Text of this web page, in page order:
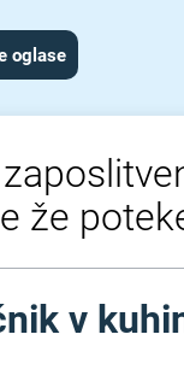
oglase
že
v